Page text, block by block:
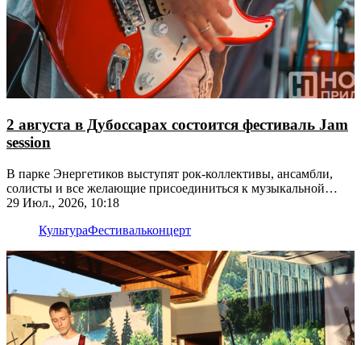
2 августа в Дубоссарах состоится фестиваль Jam
session
В парке Энергетиков выступят рок-коллективы, ансамбли,
солисты и все желающие присоединиться к музыкальной
импровизации
29 Июл., 2026, 10:18
КультураФестивальконцерт